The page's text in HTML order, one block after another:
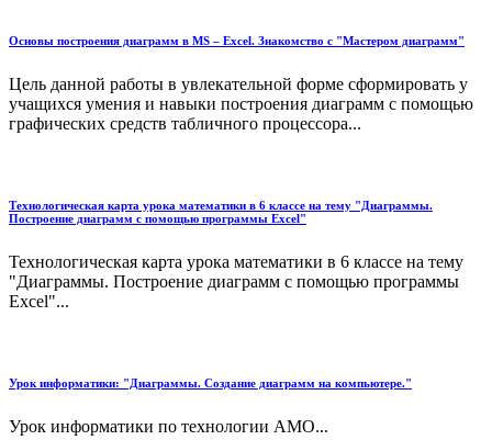
Основы построения диаграмм в MS – Excel. Знакомство с "Мастером диаграмм"
Цель данной работы в увлекательной форме сформировать у
учащихся умения и навыки построения диаграмм с помощью
графических средств табличного процессора...
Технологическая карта урока математики в 6 классе на тему "Диаграммы.
Построение диаграмм с помощью программы Excel"
Технологическая карта урока математики в 6 классе на тему
"Диаграммы. Построение диаграмм с помощью программы
Excel"...
Урок информатики: "Диаграммы. Создание диаграмм на компьютере."
Урок информатики по технологии АМО...